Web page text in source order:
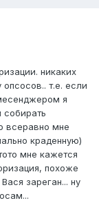
никаких
т.е. если
я
собирать
всеравно мне
краденную)
мне кажется
похоже
зареган... ну